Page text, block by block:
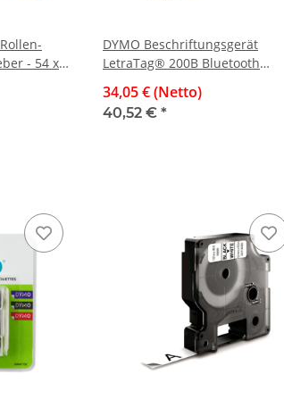
- 54 x
DYMO Beschriftungsgerät
LetraTag® 200B Bluetooth
Thermodirektdruck,
schwarz/silber
34,05 € (Netto)
40,52 € *